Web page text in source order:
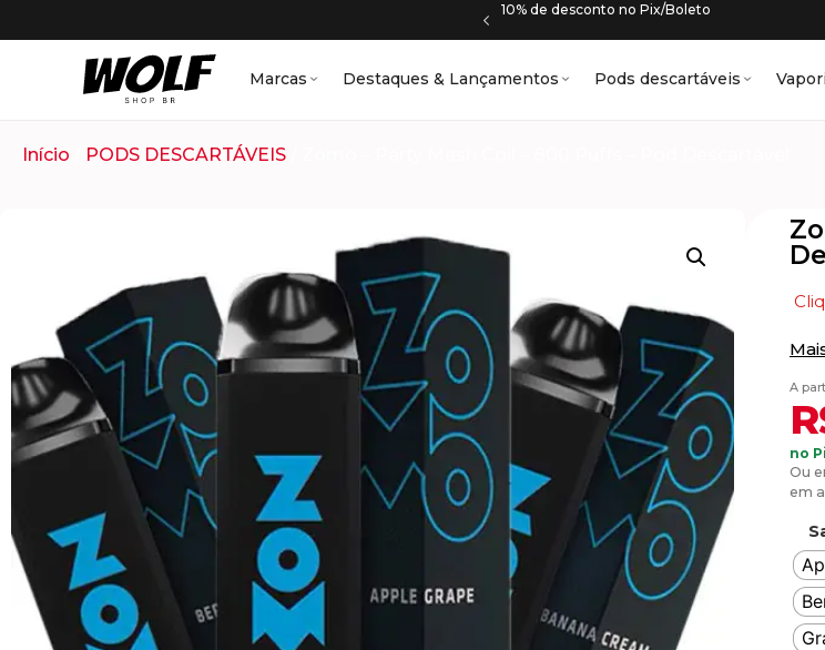
10% de desconto no Pix/Boleto
Marcas Destaques & Lançamentos Pods descartáveis
Início PODS DESCARTÁVEIS
A
no
Ou
em